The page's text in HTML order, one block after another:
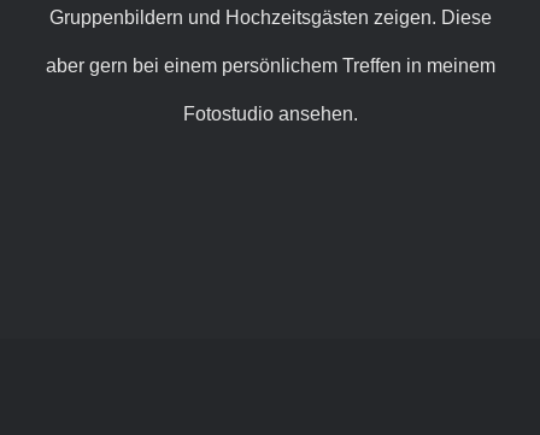
Gruppenbildern und Hochzeitsgästen zeigen. Diese
aber gern bei einem persönlichem Treffen in meinem
Fotostudio ansehen.